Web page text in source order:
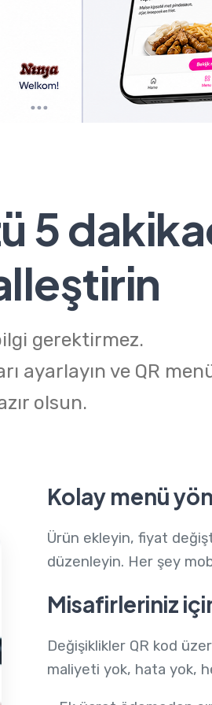
5
gerektirmez.
ayarlayın ve QR
olsun.
Kolay menü
Ürün ekleyin, fiyat
düzenleyin. Her şey
Misafirleriniz
Değişiklikler QR kod
maliyeti yok, hata yok,